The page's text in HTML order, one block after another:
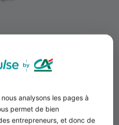
analysons les pages à
permet de bien
entrepreneurs, et donc de